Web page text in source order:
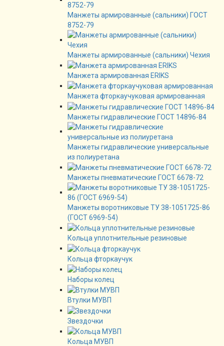
Манжеты армированные (сальники) ГОСТ
8752-79
Манжеты армированные (сальники) Чехия
Манжета армированная ERIKS
Манжета фторкаучуковая армированная
Манжеты гидравлические ГОСТ 14896-84
Манжеты гидравлические универсальные
из полиуретана
Манжеты пневматические ГОСТ 6678-72
Манжеты воротниковые ТУ 38-1051725-86
(ГОСТ 6969-54)
Кольца уплотнительные резиновые
Кольца фторкаучук
Наборы колец
Втулки МУВП
Звездочки
Кольца МУВП